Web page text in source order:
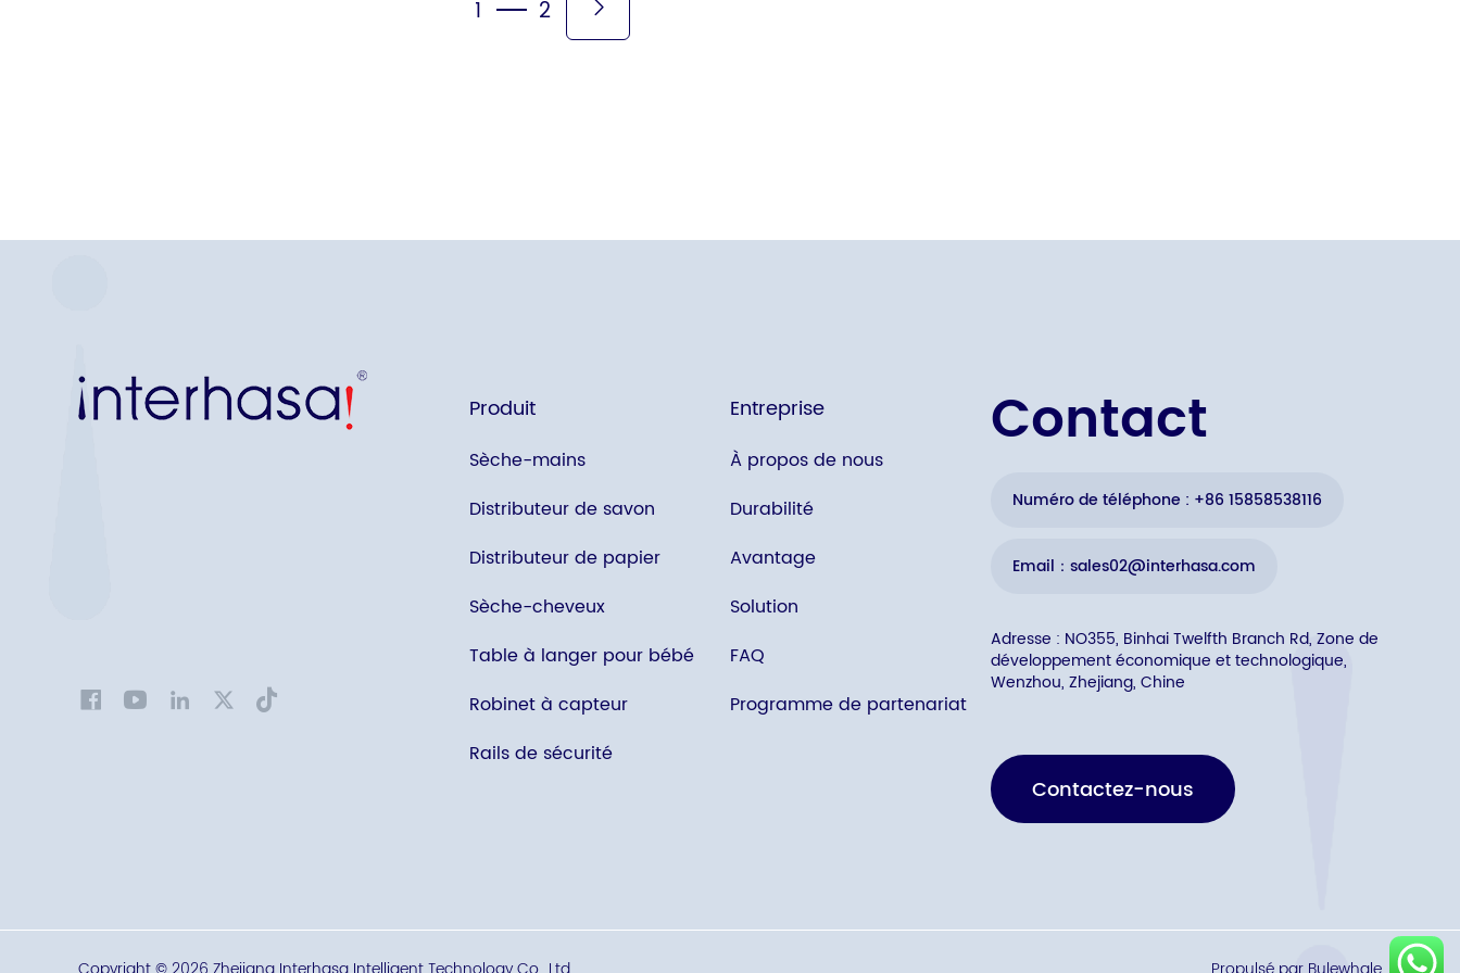
1 2
Produit
Sèche-mains
Distributeur de savon
Distributeur de papier
Sèche-cheveux
Table à langer pour bébé
Robinet à capteur
Rails de sécurité
Entreprise
À propos de nous
Durabilité
Avantage
Solution
FAQ
Programme de partenariat
Contact
Numéro de téléphone : +86 15858538116
Email：sales02@interhasa.com
Adresse : NO355, Binhai Twelfth Branch Rd, Zone de
développement économique et technologique,
Wenzhou, Zhejiang, Chine
Contactez-nous